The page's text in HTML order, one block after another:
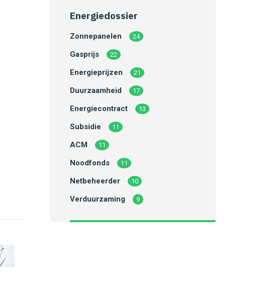
Energiedossier
Zonnepanelen 24
Gasprijs 22
Energieprijzen 21
Duurzaamheid 17
Energiecontract 13
Subsidie 11
ACM 11
Noodfonds 11
Netbeheerder 10
Verduurzaming 9